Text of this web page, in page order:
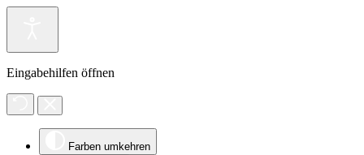
Eingabehilfen öffnen
Farben umkehren